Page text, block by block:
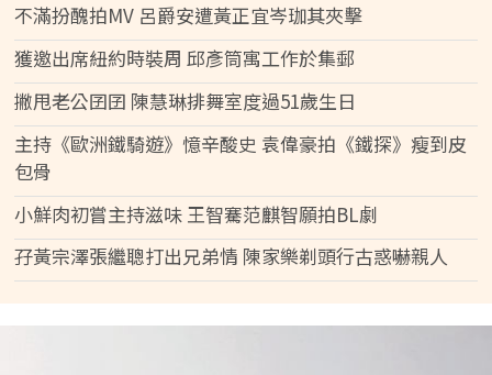
不滿扮醜拍MV 呂爵安遭黃正宜岑珈其夾擊
獲邀出席紐約時裝周 邱彥筒寓工作於集郵
撇甩老公囝囝 陳慧琳排舞室度過51歲生日
主持《歐洲鐵騎遊》憶辛酸史 袁偉豪拍《鐵探》瘦到皮
包骨
小鮮肉初嘗主持滋味 王智騫范麒智願拍BL劇
孖黃宗澤張繼聰打出兄弟情 陳家樂剃頭行古惑嚇親人